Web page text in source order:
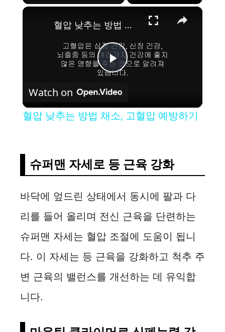
×
P
y
V
i
d
e
혈압 낮추는 방법 채소, 고혈압 예방하기
Watch on
혈압 낮추는 방법 채소, 고혈압 예방하기
슈퍼맨 자세로 등 근육 강화
바닥에 엎드린 상태에서 동시에 팔과 다
리를 들어 올리며 전신 근육을 단련하는
슈퍼맨 자세는 혈압 조절에 도움이 됩니
다. 이 자세는 등 근육을 강화하고 척추 주
변 근육의 밸런스를 개선하는 데 유익합
니다.